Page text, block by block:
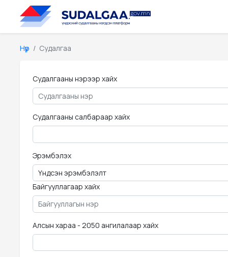
Нүүр Судалгаа
Судалгааны нэрээр хайх
Судалгааны салбараар хайх
Эрэмбэлэх
Байгууллагаар хайх
Алсын хараа - 2050 ангилалаар хайх